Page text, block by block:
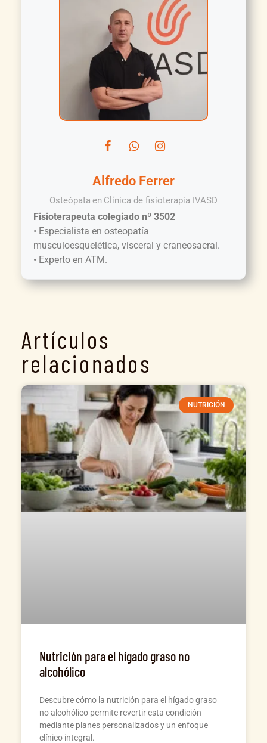
Alfredo Ferrer
Osteópata en Clínica de fisioterapia IVASD
Fisioterapeuta colegiado nº 3502
• Especialista en osteopatía
musculoesquelética, visceral y craneosacral.
• Experto en ATM.
Artículos
relacionados
NUTRICIÓN
Nutrición para el hígado graso no
alcohólico
Descubre cómo la nutrición para el hígado graso
no alcohólico permite revertir esta condición
mediante planes personalizados y un enfoque
clínico integral.